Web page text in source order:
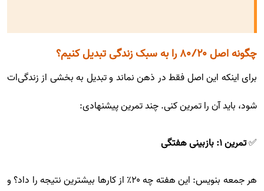
چگونه اصل ۸۰/۲۰ را به سبک زندگی تبدیل کنیم؟
برای اینکه این اصل فقط در ذهن نماند و تبدیل به بخشی از زندگی‌ات
شود، باید آن را تمرین کنی. چند تمرین پیشنهادی:
✅تمرین ۱: بازبینی هفتگی
هر جمعه بنویس: این هفته چه ۲۰٪ از کارها بیشترین نتیجه را داد؟ و